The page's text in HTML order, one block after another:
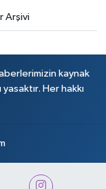
Arşivi
kaynak
Her hakkı